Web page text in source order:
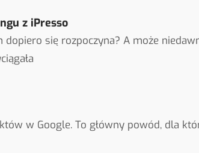
z iPresso
się rozpoczyna? A może
w Google. To główny powód, dla